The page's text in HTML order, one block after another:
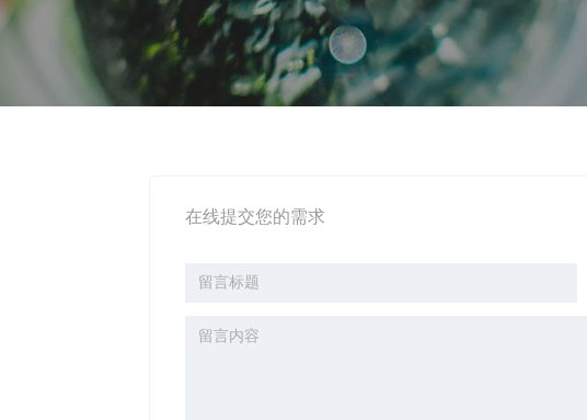
在线提交您的需求